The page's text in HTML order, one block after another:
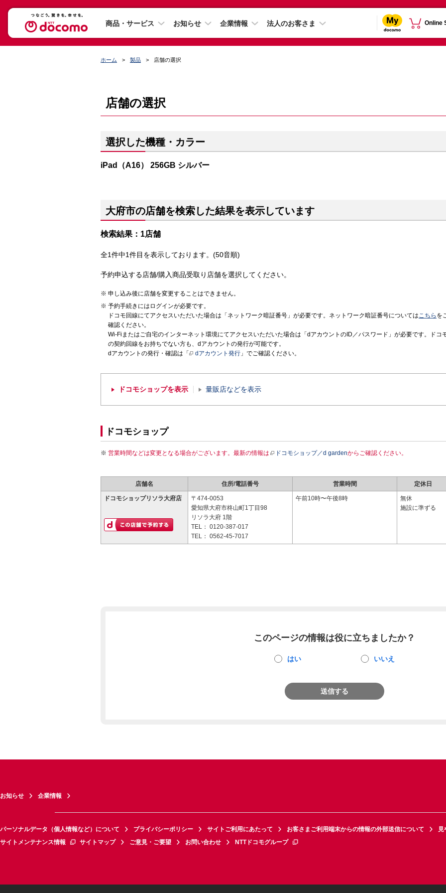
商品・サービス お知らせ 企業情報 法人のお客さま Online
ホーム 製品 店舗の選択
店舗の選択
選択した機種・カラー
iPad（A16） 256GB シルバー
大府市の店舗を検索した結果を表示しています
検索結果：1店舗
全1件中1件目を表示しております。(50音順)
予約申込する店舗/購入商品受取り店舗を選択してください。
申し込み後に店舗を変更することはできません。
予約手続きにはログインが必要です。
ドコモ回線にてアクセスいただいた場合は「ネットワーク暗証番号」が必要です。ネットワーク暗証番号についてはこちら を
確認ください。
Wi-Fiまたはご自宅のインターネット環境にてアクセスいただいた場合は「dアカウントのID／パスワード」が必要です。ドコ
の契約回線をお持ちでない方も、dアカウントの発行が可能です。
dアカウントの発行・確認は「
dアカウント発行 」でご確認ください。
ドコモショップを表示 量販店などを表示
ドコモショップ
営業時間などは変更となる場合がございます。最新の情報は ドコモショップ／d gardenからご確認ください。
店舗名 住所/電話番号 営業時間 定休日
ドコモショップリソラ大府店
〒474-0053
愛知県大府市柊山町1丁目98
リソラ大府 1階
TEL： 0120-387-017
TEL： 0562-45-7017
午前10時〜午後8時
無休
施設に準ずる
このページの情報は役に立ちましたか？
はい いいえ
送信する
お知らせ 企業情報
パーソナルデータ（個人情報など）について プライバシーポリシー サイトご利用にあたって お客さまご利用端末からの情報の外部送信について
見
サイトメンテナンス情報
サイトマップ ご意見・ご要望 お問い合わせ NTTドコモグループ